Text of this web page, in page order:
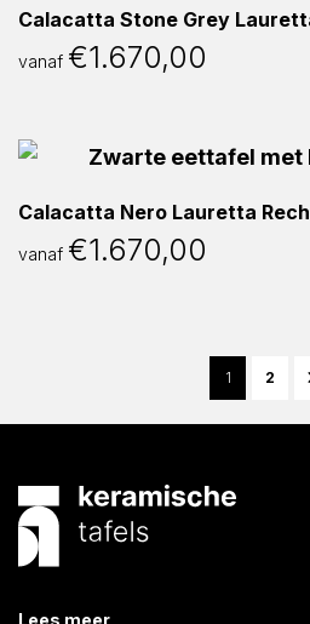
Calacatta Stone Grey
vanaf €1.670,00
Calacatta Nero Lauretta
vanaf €1.670,00
1 2